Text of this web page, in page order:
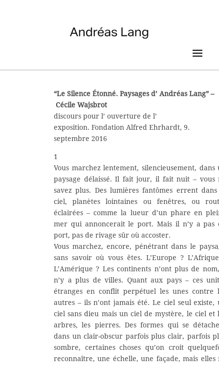
“Le Silence Étonné. Paysages d’ Andréas Lang” –
Cécile Wajsbrot
discours pour l’ ouverture de l’
exposition. Fondation Alfred Ehrhardt, 9.
septembre 2016
1
Vous marchez lentement, silencieusement, dans
paysage délaissé. Il fait jour, il fait nuit – vous
savez plus. Des lumières fantômes errent
ciel, planètes lointaines ou fenêtres, ou
éclairées – comme la lueur d’un phare en
mer qui annoncerait le port. Mais il n’y a pas
port, pas de rivage sûr où accoster.
Vous marchez, encore, pénétrant dans le
sans savoir où vous êtes. L’Europe ?
L’Amérique ? Les continents n’ont plus de
n’y a plus de villes. Quant aux pays – ces
étranges en conflit perpétuel les unes contre
autres – ils n’ont jamais été. Le ciel seul existe,
ciel sans dieu mais un ciel de mystère, le ciel et
arbres, les pierres. Des formes qui se
dans un clair-obscur parfois plus clair, parfois
sombre, certaines choses qu’on croit
reconnaître, une échelle, une façade, mais elles